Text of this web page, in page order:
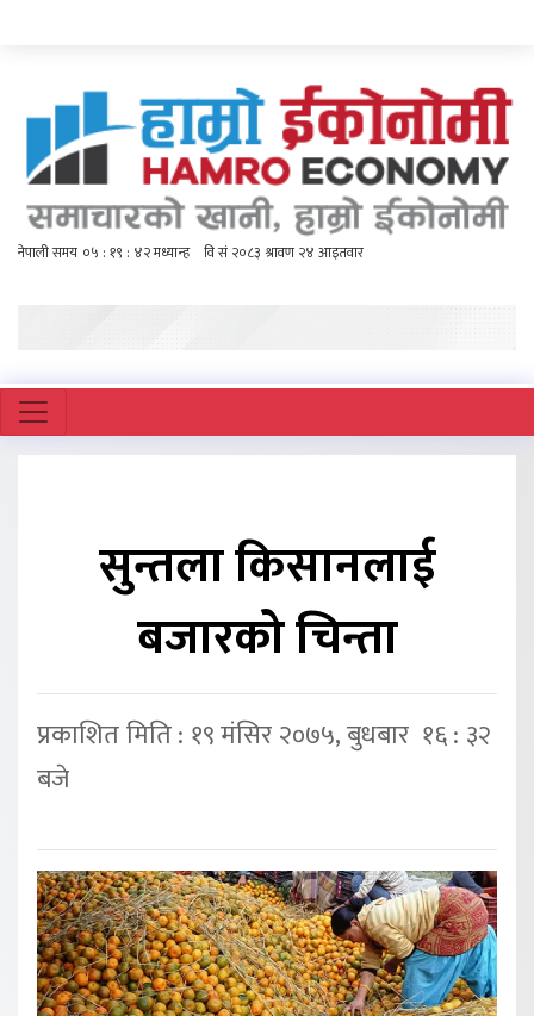
सुन्तला किसानलाई
बजारको चिन्ता
प्रकाशित मिति : १९ मंसिर २०७५, बुधबार १६ : ३२
बजे